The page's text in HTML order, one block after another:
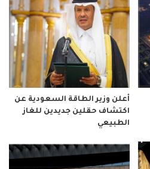
أعلن وزير الطاقة السعودية عن
اكتشاف حقلين جديدين للغاز
الطبيعي